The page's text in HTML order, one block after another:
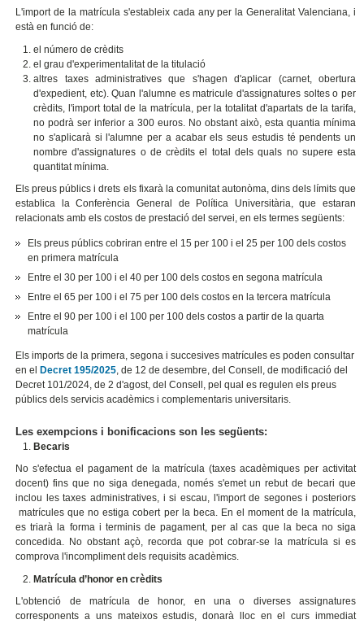
L'import de la matrícula s'estableix cada any per la Generalitat Valenciana, i
està en funció de:
el número de crèdits
el grau d'experimentalitat de la titulació
altres taxes administratives que s'hagen d'aplicar (carnet, obertura
d'expedient, etc). Quan l'alumne es matricule d'assignatures soltes o per
crèdits, l'import total de la matrícula, per la totalitat d'apartats de la tarifa,
no podrà ser inferior a 300 euros. No obstant això, esta quantia mínima
no s'aplicarà si l'alumne per a acabar els seus estudis té pendents un
nombre d'assignatures o de crèdits el total dels quals no supere esta
quantitat mínima.
Els preus públics i drets els fixarà la comunitat autonòma, dins dels límits que
establica la Conferència General de Política Universitària, que estaran
relacionats amb els costos de prestació del servei, en els termes següents:
Els preus públics cobriran entre el 15 per 100 i el 25 per 100 dels costos
en primera matrícula
Entre el 30 per 100 i el 40 per 100 dels costos en segona matrícula
Entre el 65 per 100 i el 75 per 100 dels costos en la tercera matrícula
Entre el 90 per 100 i el 100 per 100 dels costos a partir de la quarta
matrícula
Els imports de la primera, segona i succesives matrícules es poden consultar
en el
Decret 195/2025, de 12 de desembre, del Consell, de modificació del
Decret 101/2024, de 2 d'agost, del Consell, pel qual es regulen els preus
públics dels servicis acadèmics i complementaris universitaris.
Les exempcions i bonificacions son les següents:
Becaris
No s'efectua el pagament de la matrícula (taxes acadèmiques per activitat
docent) fins que no siga denegada, només s'emet un rebut de becari que
inclou les taxes administratives, i si escau, l'import de segones i posteriors
matrícules que no estiga cobert per la beca. En el moment de la matrícula,
es triarà la forma i terminis de pagament, per al cas que la beca no siga
concedida. No obstant açò, recorda que pot cobrar-se la matrícula si es
comprova l'incompliment dels requisits acadèmics.
Matrícula d’honor en crèdits
L'obtenció de matrícula de honor, en una o diverses assignatures
corresponents a uns mateixos estudis, donarà lloc en el curs immediat